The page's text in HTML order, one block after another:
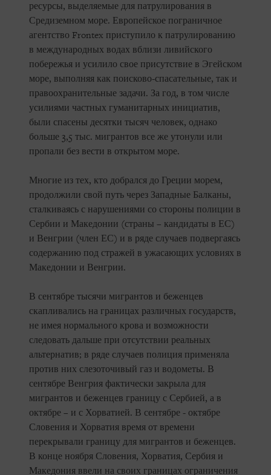
ресурсы, выделяемые для патрулирования в
Средиземном море. Европейское пограничное
агентство Frontex приступило к патрулированию
в международных водах вблизи ливийского
побережья и усилило свое присутствие в Эгейском
море, выполняя как поисково-спасательные, так и
правоохранительные задачи. За год, в том числе
усилиями частных гуманитарных инициатив,
были спасены десятки тысяч человек, однако
больше 3,5 тыс. мигрантов все же утонули или
пропали без вести в открытом море.
Многие из тех, кто добрался до Греции морем,
продолжили свой путь через Западные Балканы,
сталкиваясь с нарушениями со стороны полиции в
Сербии и Македонии (страны – кандидаты в ЕС)
и Венгрии (член ЕС) и в ряде случаев подвергаясь
содержанию под стражей в ужасающих условиях в
Македонии и Венгрии.
В сентябре тысячи мигрантов и беженцев
скапливались на границах различных государств,
не имея нормального крова и возможности
следовать дальше при отсутствии реальных
альтернатив; в ряде случаев полиция применяла
против них слезоточивый газ и водометы. В
сентябре Венгрия фактически закрыла для
мигрантов и беженцев границу с Сербией, а в
октябре – и с Хорватией. В сентябре - октябре
Словения и Хорватия время от времени
перекрывали границу для мигрантов и беженцев.
В конце ноября Словения, Хорватия, Сербия и
Македония ввели на своих границах ограничения